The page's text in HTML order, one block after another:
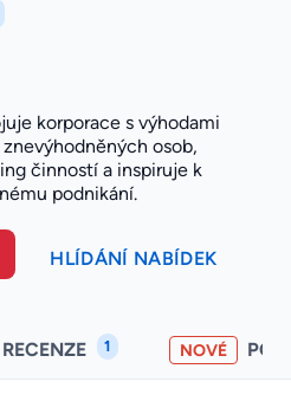
korporace s výhodami
osob,
činností a inspiruje k
podnikání.
HLÍDÁNÍ NABÍDEK
RECENZE 1 NOVÉ